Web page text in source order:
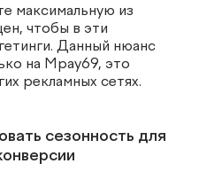
максимальную из
чтобы в эти
Данный нюанс
на Mpay69, это
рекламных сетях.
сезонность для